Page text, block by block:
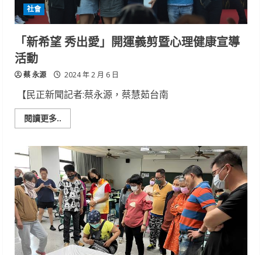
算
式
促
進
勞
諧
心
過
好
社會
「新希望 秀出愛」開運義剪暨心理健康宣導
活動
蔡 永源 2024 年 2 月 6 日
【民正新聞記者:蔡永源，蔡慧茹台南
閱讀更多..
more
希
望
秀
出
愛」
開
運
義
剪
暨
心
理
健